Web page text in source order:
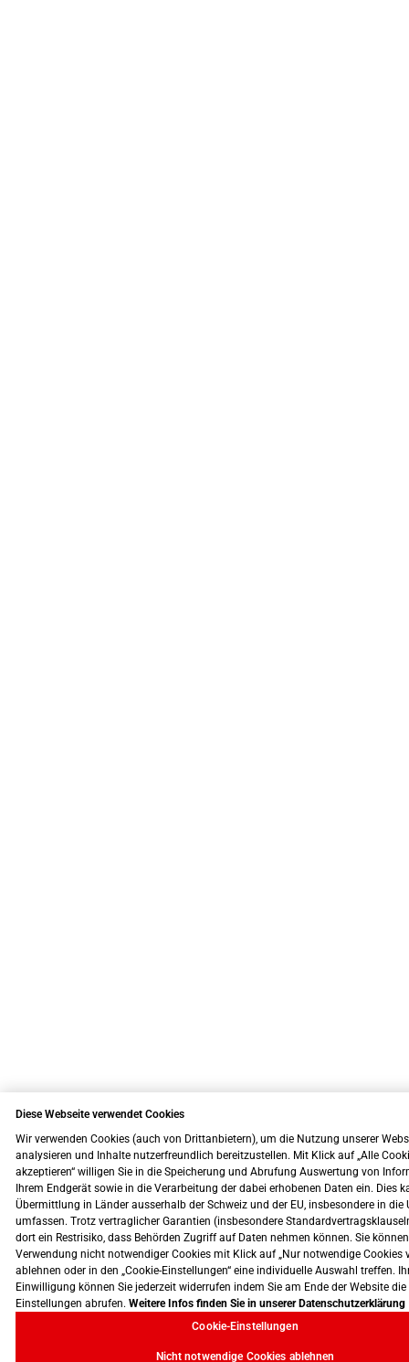
Diese Webseite verwendet Cookies
Wir verwenden Cookies (auch von Drittanbietern), um die Nutzung unserer
analysieren und Inhalte nutzerfreundlich bereitzustellen. Mit Klick auf „Alle
akzeptieren“ willigen Sie in die Speicherung und Abrufung Auswertung von
Ihrem Endgerät sowie in die Verarbeitung der dabei erhobenen Daten ein. Dies
Übermittlung in Länder ausserhalb der Schweiz und der EU, insbesondere in die
umfassen. Trotz vertraglicher Garantien (insbesondere
dort ein Restrisiko, dass Behörden Zugriff auf Daten nehmen können. Sie
Verwendung nicht notwendiger Cookies mit Klick auf „Nur notwendige Cookies
ablehnen oder in den „Cookie-Einstellungen“ eine individuelle Auswahl treffen.
Einwilligung können Sie jederzeit widerrufen indem Sie am Ende der Website die
Einstellungen abrufen. Weitere Infos finden Sie in unserer Datenschutzerklärung
Cookie-Einstellungen
Nicht notwendige Cookies ablehnen